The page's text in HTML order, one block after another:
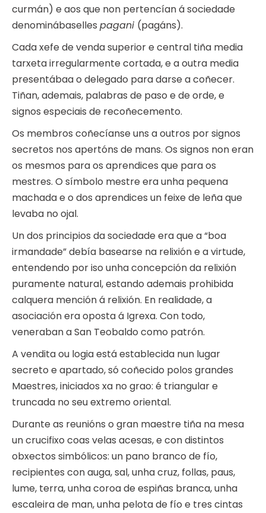
curmán) e aos que non pertencían á sociedade
denominábaselles pagani (pagáns).
Cada xefe de venda superior e central tiña media
tarxeta irregularmente cortada, e a outra media
presentábaa o delegado para darse a coñecer.
Tiñan, ademais, palabras de paso e de orde, e
signos especiais de recoñecemento.
Os membros coñecíanse uns a outros por signos
secretos nos apertóns de mans. Os signos non eran
os mesmos para os aprendices que para os
mestres. O símbolo mestre era unha pequena
machada e o dos aprendices un feixe de leña que
levaba no ojal.
Un dos principios da sociedade era que a “boa
irmandade” debía basearse na relixión e a virtude,
entendendo por iso unha concepción da relixión
puramente natural, estando ademais prohibida
calquera mención á relixión. En realidade, a
asociación era oposta á Igrexa. Con todo,
veneraban a San Teobaldo como patrón.
A vendita ou logia está establecida nun lugar
secreto e apartado, só coñecido polos grandes
Maestres, iniciados xa no grao: é triangular e
truncada no seu extremo oriental.
Durante as reunións o gran maestre tiña na mesa
un crucifixo coas velas acesas, e con distintos
obxectos simbólicos: un pano branco de fío,
recipientes con auga, sal, unha cruz, follas, paus,
lume, terra, unha coroa de espiñas branca, unha
escaleira de man, unha pelota de fío e tres cintas